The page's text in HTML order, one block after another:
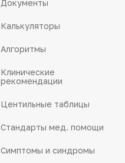
Документы
Калькуляторы
Алгоритмы
Клинические
рекомендации
Центильные таблицы
Стандарты мед. помощи
Симптомы и синдромы